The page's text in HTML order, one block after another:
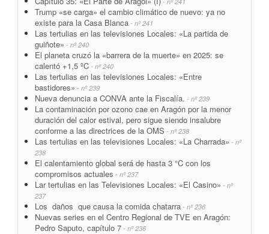
Trump «se carga» el cambio climático de nuevo: ya no
existe para la Casa Blanca - nº 241
Las tertulias en las televisiones Locales: «La partida de
guiñote» - nº 240
El planeta cruzó la «barrera de la muerte» en 2025: se
calentó +1,5 ºC - nº 240
Las tertulias en las televisiones Locales: «Entre
bastidores» - nº 239
Nueva denuncia a CONVA ante la Fiscalía. - nº 239
La contaminación por ozono cae en Aragón por la menor
duración del calor estival, pero sigue siendo insalubre
conforme a las directrices de la OMS - nº 238
Las tertulias en las televisiones Locales: «La Charrada» - nº
238
El calentamiento global será de hasta 3 °C con los
compromisos actuales - nº 237
Lar tertulias en las Televisiones Locales: «El Casino» - nº
237
Los daños que causa la comida chatarra - nº 236
Nuevas series en el Centro Regional de TVE en Aragón:
Pedro Saputo, capítulo 7 - nº 236